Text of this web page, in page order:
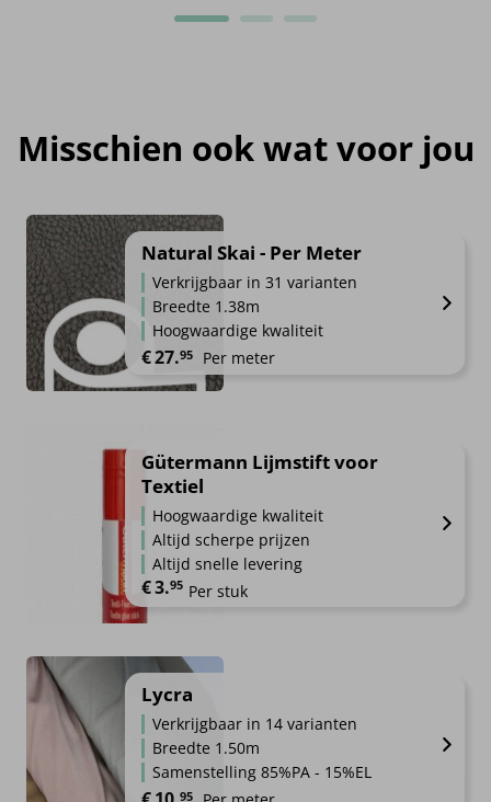
Misschien ook wat voor jou
Natural Skai - Per Meter
Verkrijgbaar in 31 varianten
Breedte 1.38m
Hoogwaardige kwaliteit
€27.95 Per meter
Gütermann Lijmstift voor
Textiel
Hoogwaardige kwaliteit
Altijd scherpe prijzen
Altijd snelle levering
€3.95 Per stuk
Lycra
Verkrijgbaar in 14 varianten
Breedte 1.50m
Samenstelling 85%PA - 15%EL
95